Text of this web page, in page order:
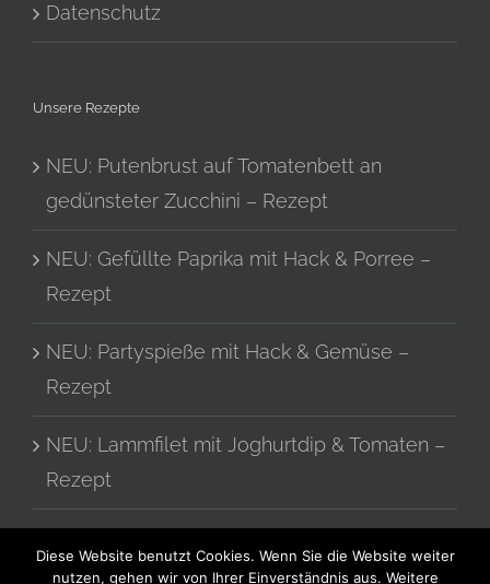
Datenschutz
Unsere Rezepte
NEU: Putenbrust auf Tomatenbett an
gedünsteter Zucchini – Rezept
NEU: Gefüllte Paprika mit Hack & Porree –
Rezept
NEU: Partyspieße mit Hack & Gemüse –
Rezept
NEU: Lammfilet mit Joghurtdip & Tomaten –
Rezept
Diese Website benutzt Cookies. Wenn Sie die Website weiter
nutzen, gehen wir von Ihrer Einverständnis aus. Weitere